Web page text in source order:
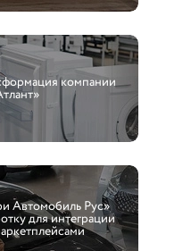
компании
Автомобиль Рус»
для интеграции